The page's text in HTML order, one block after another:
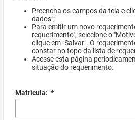
Preencha os campos da tela e
dados";
Para emitir um novo
requerimento", selecione o
clique em "Salvar". O
constar no topo da lista de
Acesse esta página
situação do requerimento.
Matrícula: *